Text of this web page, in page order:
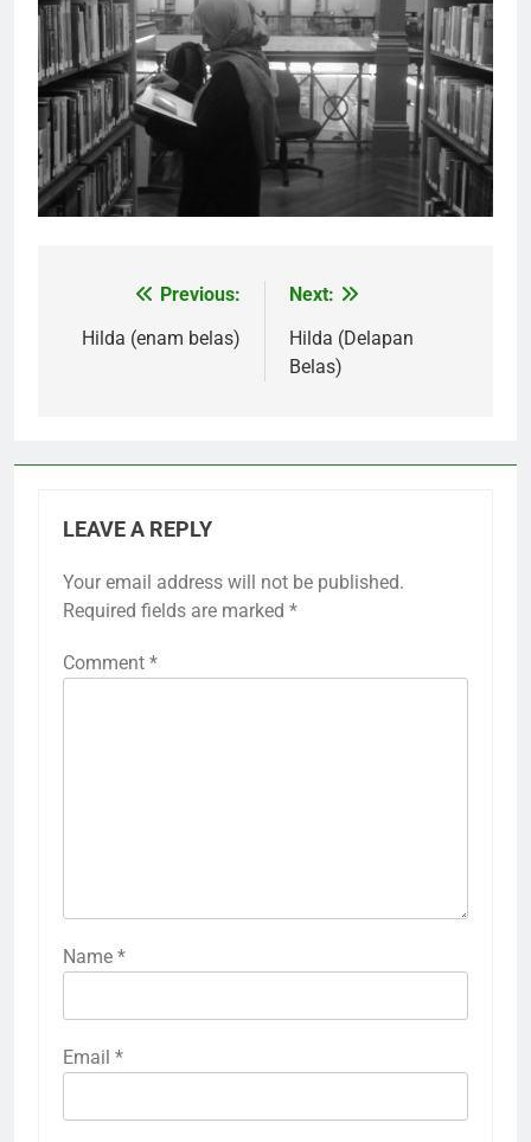
navigation
Previous:
Hilda (enam belas)
Next:
Hilda (Delapan
Belas)
LEAVE A REPLY
Your email address will not be published.
Required fields are marked *
Comment *
Name *
Email *